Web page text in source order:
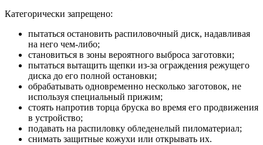
Категорически запрещено:
пытаться остановить распиловочный диск, надавливая
на него чем-либо;
становиться в зоны вероятного выброса заготовки;
пытаться вытащить щепки из-за ограждения режущего
диска до его полной остановки;
обрабатывать одновременно несколько заготовок, не
используя специальный прижим;
стоять напротив торца бруска во время его продвижения
в устройство;
подавать на распиловку обледенелый пиломатериал;
снимать защитные кожухи или открывать их.